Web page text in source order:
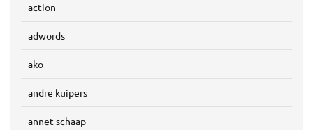
action
adwords
ako
andre kuipers
annet schaap